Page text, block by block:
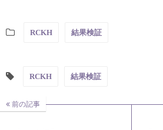
RCKH 結果検証
RCKH 結果検証
前の記事